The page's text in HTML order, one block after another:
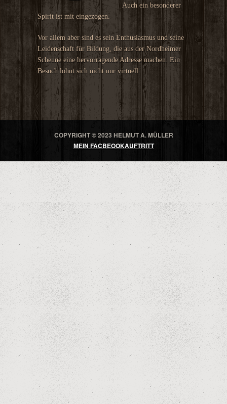
Auch ein besonderer
Spirit ist mit eingezogen.
Vor allem aber sind es sein Enthusiasmus und seine
Leidenschaft für Bildung, die aus der Nordheimer
Scheune eine hervorragende Adresse machen. Ein
Besuch lohnt sich nicht nur virtuell.
COPYRIGHT © 2023 HELMUT A. MÜLLER
MEIN FACBEOOKAUFTRITT